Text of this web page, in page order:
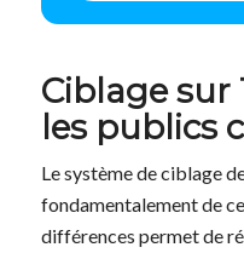
Ciblage sur
les publics
Le système de ciblage
fondamentalement de
différences permet de